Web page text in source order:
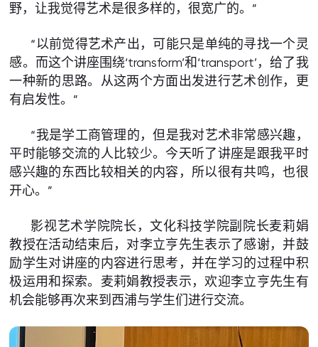
野，让我觉得艺术是很多样的，很宽广的。”
“以前觉得艺术产出，可能只是单纯的寻找一个灵
感。而这个讲座围绕‘transform’和‘transport’，给了我
一种新的思路。从这两个方面出发进行艺术创作，更
有启发性。”
“我是学工商管理的，但是我对艺术非常感兴趣，
平时能够交流的人比较少。今天听了讲座是跟我平时
感兴趣的东西比较相关的内容，所以很有共鸣，也很
开心。”
影视艺术学院院长，文化科技学院副院长麦莉娟
教授在活动结束后，对李立亨先生表示了感谢，并鼓
励学生对讲座的内容进行思考，并在学习的过程中积
极运用和探索。麦莉娟教授表示，欢迎李立亨先生有
机会能够再次来到西浦与学生们进行交流。